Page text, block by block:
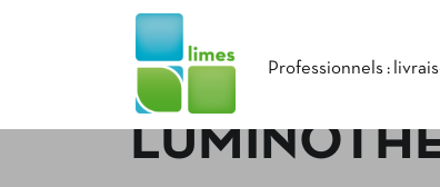
Professionnels :